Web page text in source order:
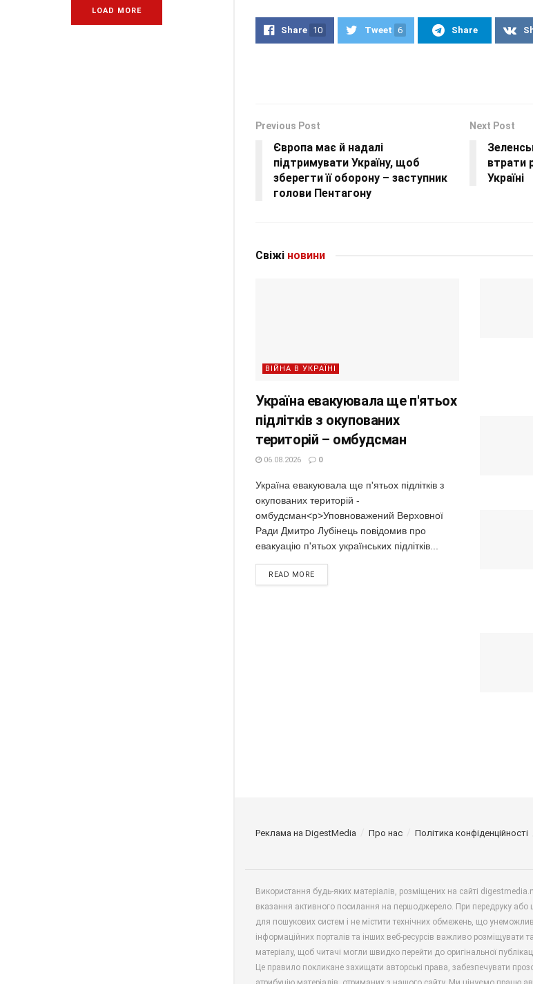
LOAD MORE
Share 10 Tweet 6 Share
Previous Post
Європа має й надалі
підтримувати Україну, щоб
зберегти її оборону – заступник
голови Пентагону
Next Post
втрати
Україні
Свіжі новини
ВІЙНА В УКРАЇНІ
Україна евакуювала ще п'ятьох
підлітків з окупованих
територій – омбудсман
06.08.2026 0
Україна евакуювала ще п'ятьох підлітків з
окупованих територій -
омбудсман<p>Уповноважений Верховної
Ради Дмитро Лубінець повідомив про
евакуацію п'ятьох українських підлітків...
READ MORE
Реклама на DigestMedia Про нас Політика конфіденційності
Використання будь-яких матеріалів, розміщених на сайті
вказання активного посилання на першоджерело. При передруку або
для пошукових систем і не містити технічних обмежень, що
інформаційних порталів та інших веб-ресурсів важливо розміщувати
матеріалу, щоб читачі могли швидко перейти до оригінальної
Це правило покликане захищати авторські права, забезпечувати